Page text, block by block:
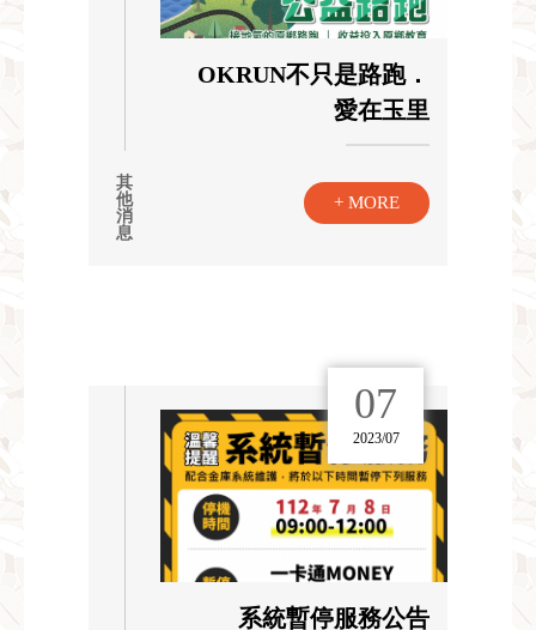
其
他
消
息
OKRUN不只是路跑．
愛在玉里
+ MORE
07
2023/07
系統暫停服務公告